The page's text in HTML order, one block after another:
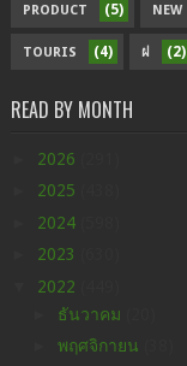
PRODUCT (5) NEW
TOURIS (4) ฝ (2)
READ BY MONTH
2026
2025
2024
2023
2022
ธันวาคม
พฤศจิกายน